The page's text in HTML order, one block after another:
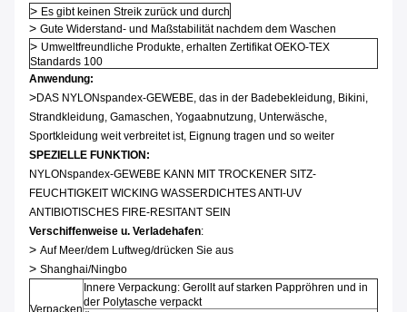
> Es gibt keinen Streik zurück und durch
> Gute Widerstand- und Maßstabilität nachdem dem Waschen
> Umweltfreundliche Produkte, erhalten Zertifikat OEKO-TEX
Standards 100
Anwendung:
>DAS NYLONspandex-GEWEBE, das in der Badebekleidung, Bikini,
Strandkleidung, Gamaschen, Yogaabnutzung, Unterwäsche,
Sportkleidung weit verbreitet ist, Eignung tragen und so weiter
SPEZIELLE FUNKTION:
NYLONspandex-GEWEBE KANN MIT TROCKENER SITZ-
FEUCHTIGKEIT WICKING WASSERDICHTES ANTI-UV
ANTIBIOTISCHES FIRE-RESITANT SEIN
Verschiffenweise u. Verladehafen:
> Auf Meer/dem Luftweg/drücken Sie aus
> Shanghai/Ningbo
Innere Verpackung: Gerollt auf starken Pappröhren und in
der Polytasche verpackt